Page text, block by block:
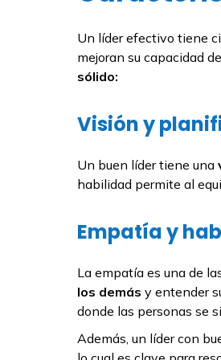
Un líder efectivo tiene
mejoran su capacidad
sólido:
Visión y
Un buen líder tiene una
habilidad permite al
Empatía y
La empatía es una de
los demás y entender
donde las personas se
Además, un líder con